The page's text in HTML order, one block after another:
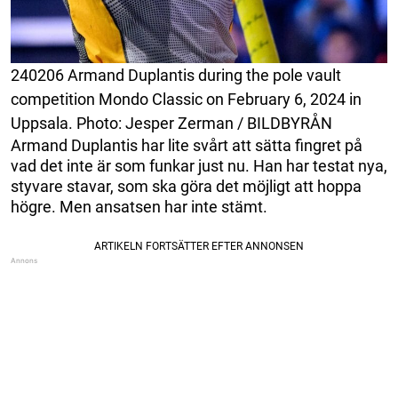
240206 Armand Duplantis during the pole vault
competition Mondo Classic on February 6, 2024 in
Uppsala. Photo: Jesper Zerman / BILDBYRÅN
Armand Duplantis har lite svårt att sätta fingret på
vad det inte är som funkar just nu. Han har testat nya,
styvare stavar, som ska göra det möjligt att hoppa
högre. Men ansatsen har inte stämt.